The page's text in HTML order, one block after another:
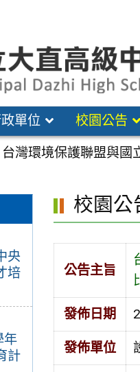
單位 校園公告
台灣環境保護聯盟與國
央
培
年
計
校園公
公告主旨
發佈日期
發佈單位